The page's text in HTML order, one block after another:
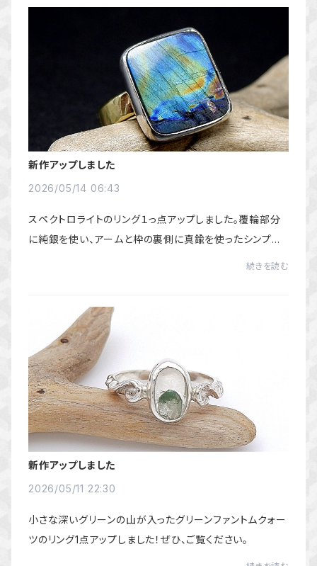
新作アップしました
2026/05/14 06:43
スペクトロライトのリング１っ点アップしました。覆輪部分
に純銀を使い、アームと枠の裏側に真鍮を使ったシンプル
続きを読む
新作アップしました
2026/05/11 22:30
小さな深いグリーンの山が入ったグリーンファントムクォー
ツのリング1点アップしました！ぜひ、ご覧ください。